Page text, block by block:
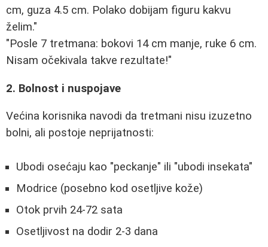
cm, guza 4.5 cm. Polako dobijam figuru kakvu
želim."
"Posle 7 tretmana: bokovi 14 cm manje, ruke 6 cm.
Nisam očekivala takve rezultate!"
2. Bolnost i nuspojave
Većina korisnika navodi da tretmani nisu izuzetno
bolni, ali postoje neprijatnosti:
Ubodi osećaju kao "peckanje" ili "ubodi insekata"
Modrice (posebno kod osetljive kože)
Otok prvih 24-72 sata
Osetljivost na dodir 2-3 dana